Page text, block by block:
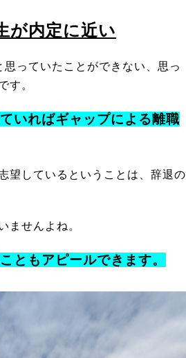
が内定に近い
っていたことができない、思っ
す。
いればギャップによる離職
望しているということは、辞退の
ませんよね。
ともアピールできます。